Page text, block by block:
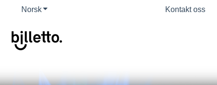
NorskVis undermeny for oversettelser Kontakt oss